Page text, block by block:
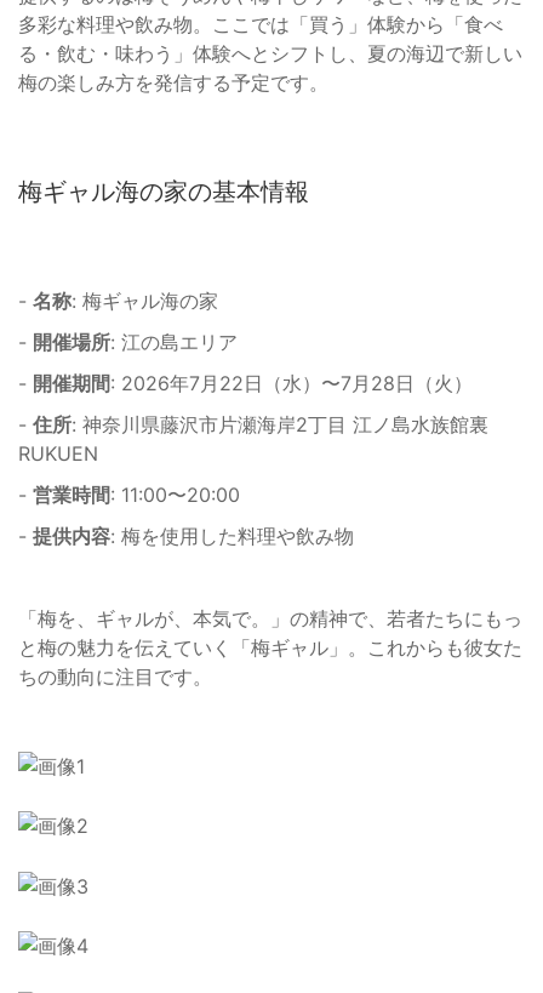
多彩な料理や飲み物。ここでは「買う」体験から「食べ
る・飲む・味わう」体験へとシフトし、夏の海辺で新しい
梅の楽しみ方を発信する予定です。
梅ギャル海の家の基本情報
- 名称: 梅ギャル海の家
- 開催場所: 江の島エリア
- 開催期間: 2026年7月22日（水）〜7月28日（火）
- 住所: 神奈川県藤沢市片瀬海岸2丁目 江ノ島水族館裏
RUKUEN
- 営業時間: 11:00〜20:00
- 提供内容: 梅を使用した料理や飲み物
「梅を、ギャルが、本気で。」の精神で、若者たちにもっ
と梅の魅力を伝えていく「梅ギャル」。これからも彼女た
ちの動向に注目です。